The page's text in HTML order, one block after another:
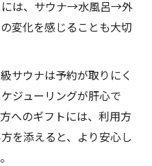
には、サウナ→水風呂→外
変化を感じることも大切
サウナは予約が取りにく
ジューリングが肝心で
へのギフトには、利用方
を添えると、より安心し